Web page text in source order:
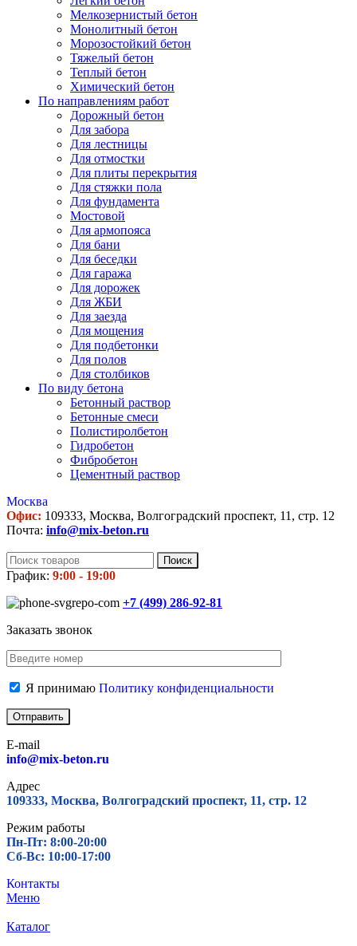
Мелкозернистый бетон
Монолитный бетон
Морозостойкий бетон
Тяжелый бетон
Теплый бетон
Химический бетон
По направлениям работ
Дорожный бетон
Для забора
Для лестницы
Для отмостки
Для плиты перекрытия
Для стяжки пола
Для фундамента
Мостовой
Для армопояса
Для бани
Для беседки
Для гаража
Для дорожек
Для ЖБИ
Для заезда
Для мощения
Для подбетонки
Для полов
Для столбиков
По виду бетона
Бетонный раствор
Бетонные смеси
Полистиролбетон
Гидробетон
Фибробетон
Цементный раствор
Москва
Офис: 109333, Москва, Волгоградский проспект, 11, стр. 12
Почта: info@mix-beton.ru
Поиск
График: 9:00 - 19:00
+7 (499) 286-92-81
Заказать звонок
Я принимаю Политику конфиденциальности
E-mail
info@mix-beton.ru
Адрес
109333, Москва, Волгоградский проспект, 11, стр. 12
Режим работы
Пн-Пт: 8:00-20:00
Сб-Вс: 10:00-17:00
Контакты
Меню
Каталог